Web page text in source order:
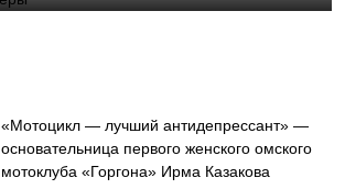
«Мотоцикл — лучший антидепрессант» —
основательница первого женского омского
мотоклуба «Горгона» Ирма Казакова